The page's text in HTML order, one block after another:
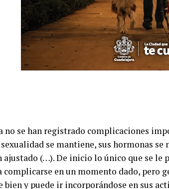
no se han registrado complicaciones
sexualidad se mantiene, sus hormonas
ajustado (…). De inicio lo único que se le
complicarse en un momento dado, pero
bien y puede ir incorporándose en sus